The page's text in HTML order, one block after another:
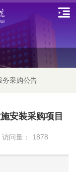
务采购公告
安装采购项目
访问量： 1878